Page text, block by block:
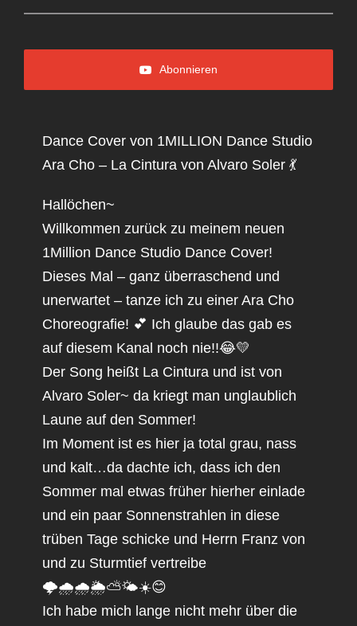
Abonnieren
Dance Cover von 1MILLION Dance Studio
Ara Cho – La Cintura von Alvaro Soler 💃
Hallöchen~
Willkommen zurück zu meinem neuen
1Million Dance Studio Dance Cover!
Dieses Mal – ganz überraschend und
unerwartet – tanze ich zu einer Ara Cho
Choreografie! 💕 Ich glaube das gab es
auf diesem Kanal noch nie!!😂💛
Der Song heißt La Cintura und ist von
Alvaro Soler~ da kriegt man unglaublich
Laune auf den Sommer!
Im Moment ist es hier ja total grau, nass
und kalt…da dachte ich, dass ich den
Sommer mal etwas früher hierher einlade
und ein paar Sonnenstrahlen in diese
trüben Tage schicke und Herrn Franz von
und zu Sturmtief vertreibe
🌩️🌧️🌧️🌦️⛅🌤️☀️😊
Ich habe mich lange nicht mehr über die